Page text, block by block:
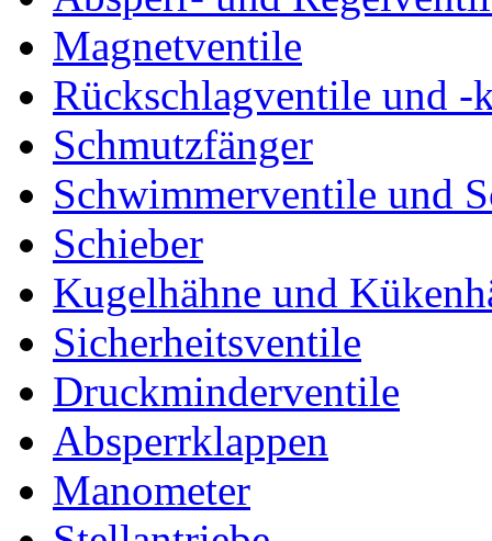
Magnetventile
Rückschlagventile und -
Schmutzfänger
Schwimmerventile und
Schieber
Kugelhähne und
Sicherheitsventile
Druckminderventile
Absperrklappen
Manometer